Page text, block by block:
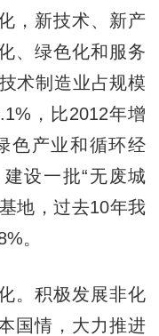
，新技术、新产
、绿色化和服务
术制造业占规模
，比2012年增
色产业和循环经
设一批“无废城
地，过去10年我
。
积极发展非化
国情，大力推进